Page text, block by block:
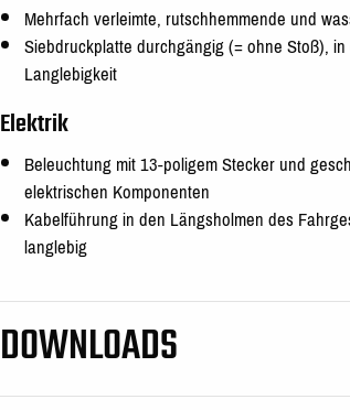
Mehrfach verleimte, rutschhemmende und
Siebdruckplatte durchgängig (= ohne Stoß),
Langlebigkeit
Elektrik
Beleuchtung mit 13-poligem Stecker und
elektrischen Komponenten
Kabelführung in den Längsholmen des
langlebig
DOWNLOADS